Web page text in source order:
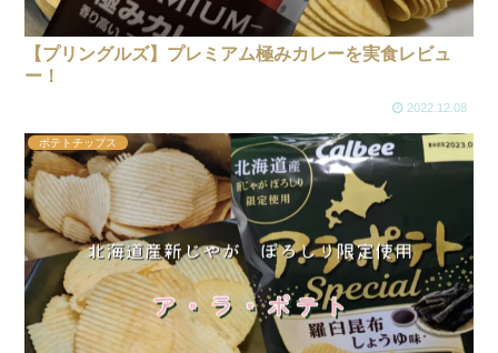
【プリングルズ】プレミアム極みカレーを実食レビュ
ー！
2022.12.08
ポテトチップス